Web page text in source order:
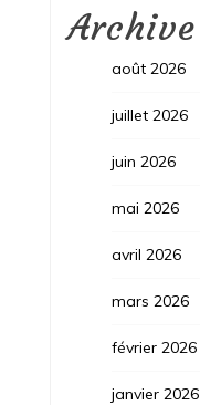
Archive
août 2026
juillet 2026
juin 2026
mai 2026
avril 2026
mars 2026
février 2026
janvier 2026